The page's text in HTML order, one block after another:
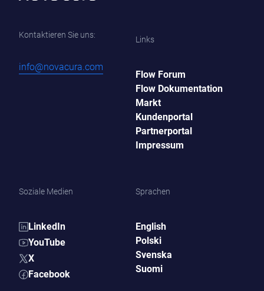
Kontaktieren Sie uns:
info@novacura.com
Links
Flow Forum
Flow Dokumentation
Markt
Kundenportal
Partnerportal
Impressum
Soziale Medien
LinkedIn
YouTube
X
Facebook
Sprachen
English
Polski
Svenska
Suomi